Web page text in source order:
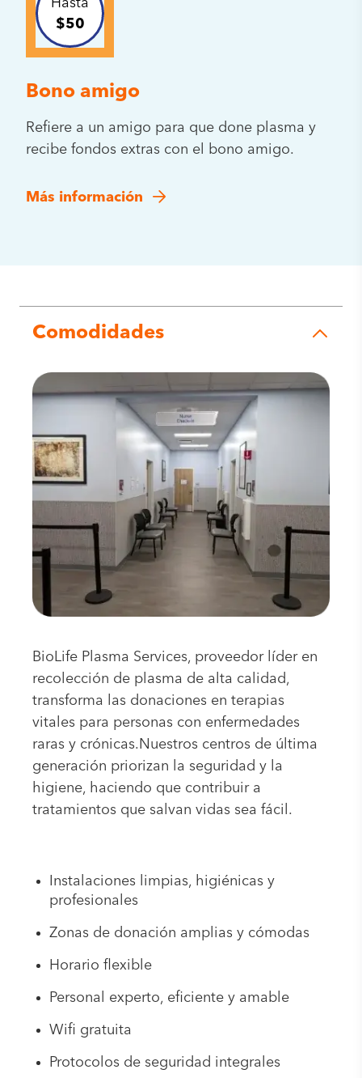
Hasta
$50
Bono amigo
Refiere a un amigo para que done plasma y
recibe fondos extras con el bono amigo.
Más información
Comodidades
BioLife Plasma Services, proveedor líder en
recolección de plasma de alta calidad,
transforma las donaciones en terapias
vitales para personas con enfermedades
raras y crónicas.Nuestros centros de última
generación priorizan la seguridad y la
higiene, haciendo que contribuir a
tratamientos que salvan vidas sea fácil.
Instalaciones limpias, higiénicas y
profesionales
Zonas de donación amplias y cómodas
Horario flexible
Personal experto, eficiente y amable
Wifi gratuita
Protocolos de seguridad integrales